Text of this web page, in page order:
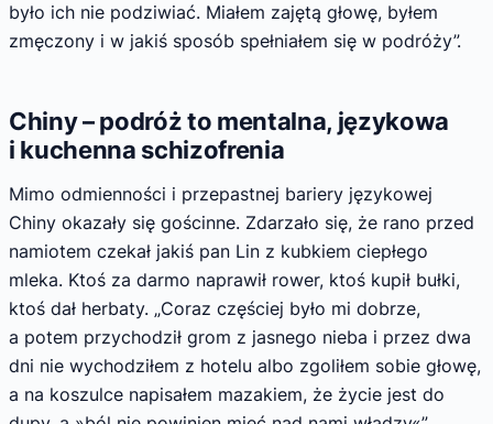
było ich nie podziwiać. Miałem zajętą głowę, byłem
zmęczony i w jakiś sposób spełniałem się w podróży”.
Chiny – podróż to mentalna, językowa
i kuchenna schizofrenia
Mimo odmienności i przepastnej bariery językowej
Chiny okazały się gościnne. Zdarzało się, że rano przed
namiotem czekał jakiś pan Lin z kubkiem ciepłego
mleka. Ktoś za darmo naprawił rower, ktoś kupił bułki,
ktoś dał herbaty. „Coraz częściej było mi dobrze,
a potem przychodził grom z jasnego nieba i przez dwa
dni nie wychodziłem z hotelu albo zgoliłem sobie głowę,
a na koszulce napisałem mazakiem, że życie jest do